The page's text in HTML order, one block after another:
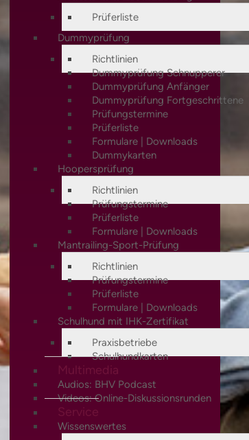
Prüferliste
Dummyprüfung
Richtlinien
Dummyprüfung Schnupperer
Dummyprüfung Anfänger
Dummyprüfung Fortgeschrittene
Prüfungstermine
Prüferliste
Formulare | Downloads
Dummykarten
Hoopersprüfung
Richtlinien
Prüfungstermine
Prüferliste
Formulare | Downloads
Mantrailing-Sport-Prüfung
Richtlinien
Prüfungstermine
Prüferliste
Formulare | Downloads
Schulhund mit IHK-Zertifikat
Praxisbetriebe
Schulhundkarten
Multimedia
Audios: BHV Podcast
Videos: Online-Diskussionsrunden
Service
Wissenswertes